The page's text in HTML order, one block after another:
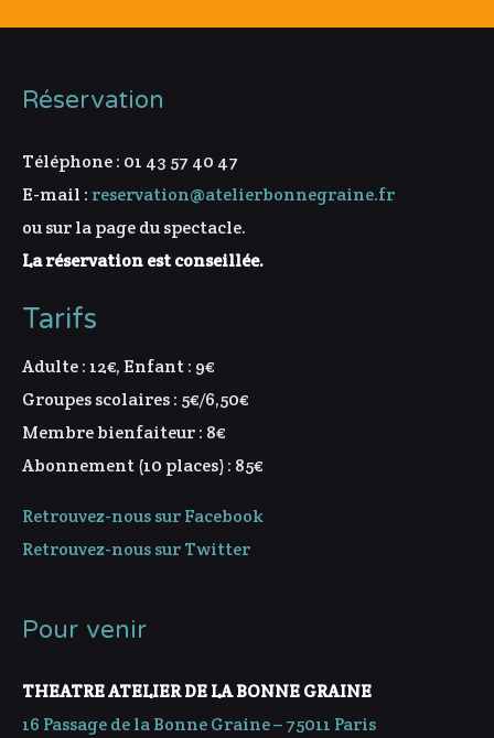
Réservation
Téléphone : 01 43 57 40 47
E-mail : reservation@atelierbonnegraine.fr
ou sur la page du spectacle.
La réservation est conseillée.
Tarifs
Adulte : 12€, Enfant : 9€
Groupes scolaires : 5€/6,50€
Membre bienfaiteur : 8€
Abonnement (10 places) : 85€
Retrouvez-nous sur Facebook
Retrouvez-nous sur Twitter
Pour venir
THEATRE ATELIER DE LA BONNE GRAINE
16 Passage de la Bonne Graine – 75011 Paris